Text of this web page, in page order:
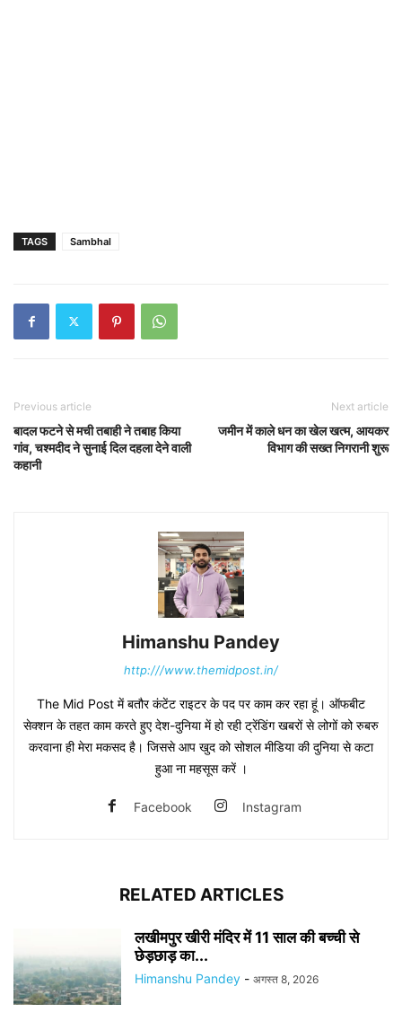
TAGS Sambhal
Previous article
बादल फटने से मची तबाही ने तबाह किया
गांव, चश्मदीद ने सुनाई दिल दहला देने वाली
कहानी
Next article
जमीन में काले धन का खेल खत्म, आयकर
विभाग की सख्त निगरानी शुरू
Himanshu Pandey
http:///www.themidpost.in/
The Mid Post में बतौर कंटेंट राइटर के पद पर काम कर रहा हूं। ऑफबीट
सेक्शन के तहत काम करते हुए देश-दुनिया में हो रही ट्रेंडिंग खबरों से लोगों को रुबरु
करवाना ही मेरा मकसद है। जिससे आप खुद को सोशल मीडिया की दुनिया से कटा
हुआ ना महसूस करें ।
Facebook Instagram
RELATED ARTICLES
लखीमपुर खीरी मंदिर में 11 साल की बच्ची से
छेड़छाड़ का...
Himanshu Pandey - अगस्त 8, 2026